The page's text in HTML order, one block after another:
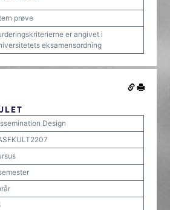
prøve
er angivet i
eksamensordning
Design